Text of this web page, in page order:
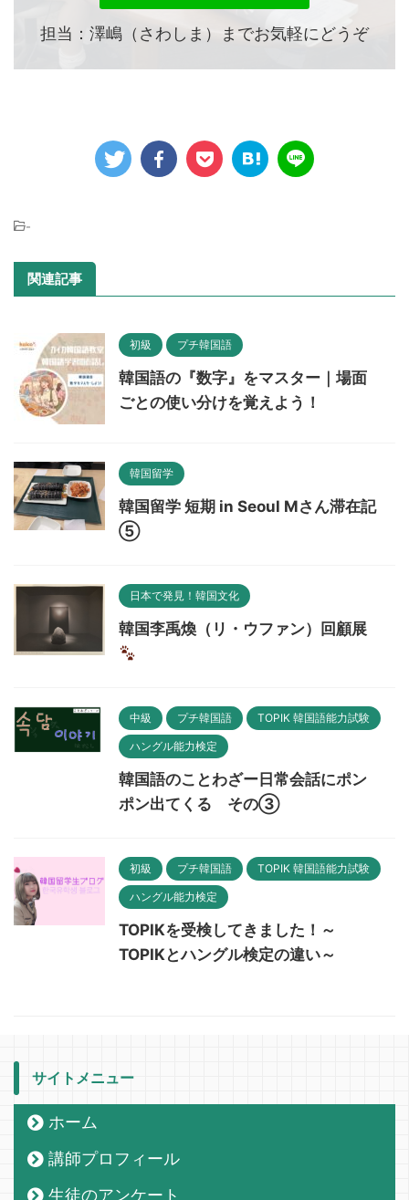
担当：澤嶋（さわしま）までお気軽にどうぞ
-
関連記事
初級 プチ韓国語
韓国語の『数字』をマスター｜場面
ごとの使い分けを覚えよう！
韓国留学
韓国留学 短期 in Seoul Mさん滞在記
⑤
日本で発見！韓国文化
韓国李禹煥（リ・ウファン）回顧展
中級 プチ韓国語 TOPIK 韓国語能力試験
ハングル能力検定
韓国語のことわざー日常会話にポン
ポン出てくる その③
初級 プチ韓国語 TOPIK 韓国語能力試験
ハングル能力検定
TOPIKを受検してきました！～
TOPIKとハングル検定の違い～
サイトメニュー
ホーム
講師プロフィール
生徒のアンケート